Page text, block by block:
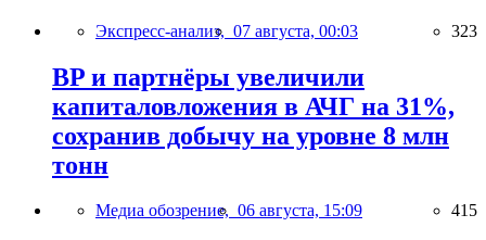
Экспресс-анализ, 07 августа, 00:03 323
BP и партнёры увеличили
капиталовложения в АЧГ на 31%,
сохранив добычу на уровне 8 млн
тонн
Медиа обозрение, 06 августа, 15:09 415